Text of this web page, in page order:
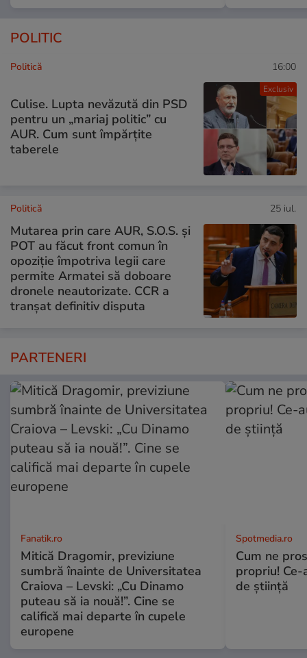
POLITIC
Exclusiv
Politică 16:00
Culise. Lupta nevăzută din PSD
pentru un „mariaj politic” cu
AUR. Cum sunt împărțite
taberele
Politică 25 iul.
Mutarea prin care AUR, S.O.S. și
POT au făcut front comun în
opoziție împotriva legii care
permite Armatei să doboare
dronele neautorizate. CCR a
tranșat definitiv disputa
PARTENERI
Fanatik.ro
Mitică Dragomir, previziune
sumbră înainte de Universitatea
Craiova – Levski: „Cu Dinamo
puteau să ia nouă!”. Cine se
califică mai departe în cupele
europene
Spotmedia.ro
Cum ne
propriu!
de știință